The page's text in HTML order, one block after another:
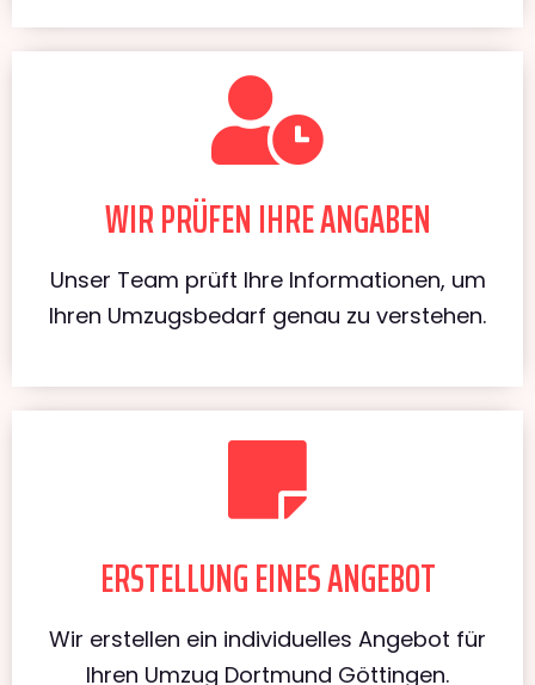
WIR PRÜFEN IHRE ANGABEN
Unser Team prüft Ihre Informationen, um
Ihren Umzugsbedarf genau zu verstehen.
ERSTELLUNG EINES ANGEBOT
Wir erstellen ein individuelles Angebot für
Ihren Umzug Dortmund Göttingen.